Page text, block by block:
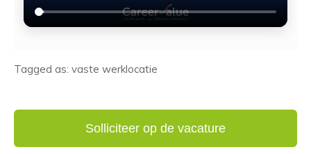
Tagged as: vaste werklocatie